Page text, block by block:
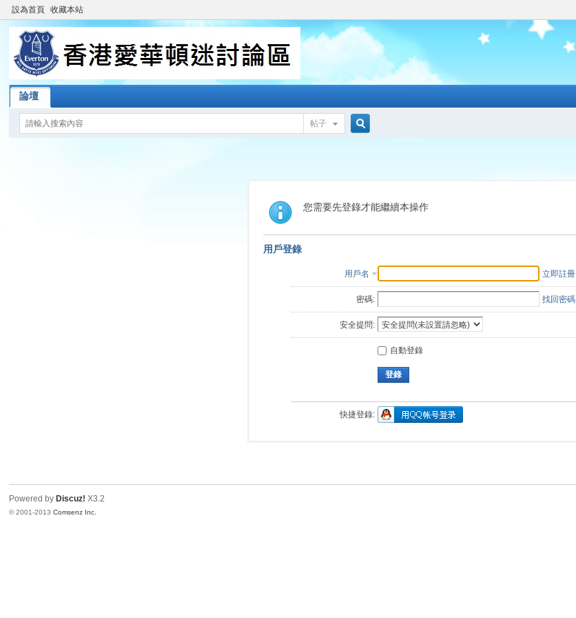
設為首頁 收藏本站
論壇
帖子
索
您需要先登錄才能繼續本操作
用戶登錄
用戶名 立即註冊
密碼: 找回密碼
安全提問:
自動登錄
登錄
快捷登錄:
Powered by Discuz! X3.2
© 2001-2013Comsenz Inc.